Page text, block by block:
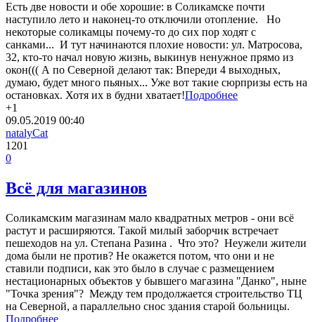
Есть две новости и обе хорошие: в Соликамске почти
наступило лето и наконец-то отключили отопление. Но
некоторые соликамцы почему-то до сих пор ходят с
санками... И тут начинаются плохие новости: ул. Матросова,
32, кто-то начал новую жизнь, выкинув ненужное прямо из
окон((( А по Северной делают так: Впереди 4 выходных,
думаю, будет много пьяных... Уже вот такие сюрпризы есть на
остановках. Хотя их в будни хватает!Подробнее
+1
09.05.2019 00:40
natalyCat
1201
0
Всё для магазинов
Соликамским магазинам мало квадратных метров - они всё
растут и расширяются. Такой милый заборчик встречает
пешеходов на ул. Степана Разина . Что это? Неужели жители
дома были не против? Не окажется потом, что они и не
ставили подписи, как это было в случае с размещением
нестационарных объектов у бывшего магазина "Данко", ныне
"Точка зрения"? Между тем продолжается строительство ТЦ
на Северной, а параллельно снос здания старой больницы.
Подробнее